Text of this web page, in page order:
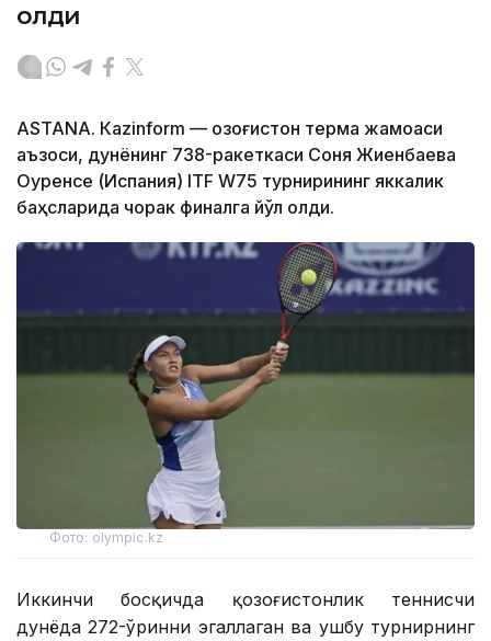
олди
ASTANА. Кazinform — Қозоғистон терма жамоаси
аъзоси, дунёнинг 738-ракеткаси Соня Жиенбаева
Оуренсе (Испания) ITF W75 турнирининг яккалик
баҳсларида чорак финалга йўл олди.
Фото: olympic.kz
Иккинчи босқичда қозоғистонлик теннисчи
дунёда 272-ўринни эгаллаган ва ушбу турнирнинг